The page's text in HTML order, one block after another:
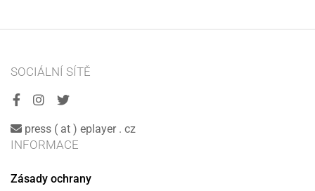
SOCIÁLNÍ SÍTĚ
press ( at ) eplayer . cz
INFORMACE
Zásady ochrany